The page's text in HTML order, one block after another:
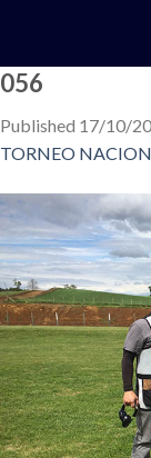
content
056
Published 17/10/
TORNEO